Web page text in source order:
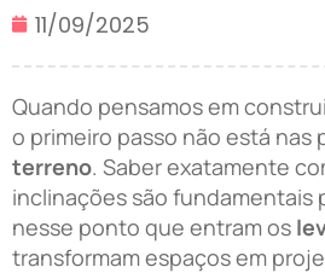
11/09/2025
Quando pensamos em
o primeiro passo não está
terreno. Saber exatamente
inclinações são fundamentais
nesse ponto que entram os
transformam espaços em